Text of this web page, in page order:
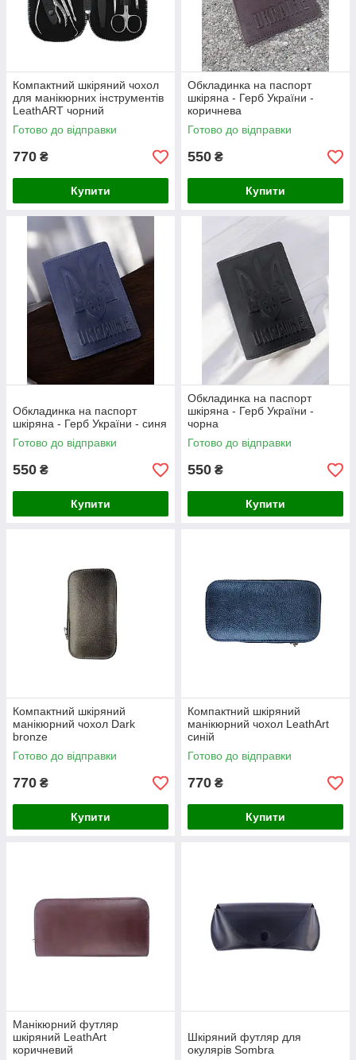
Компактний шкіряний чохол
для манікюрних інструментів
LeathART чорний
Готово до відправки
770 ₴
Купити
Обкладинка на паспорт
шкіряна - Герб України -
коричнева
Готово до відправки
550 ₴
Купити
Обкладинка на паспорт
шкіряна - Герб України - синя
Готово до відправки
550 ₴
Купити
Обкладинка на паспорт
шкіряна - Герб України -
чорна
Готово до відправки
550 ₴
Купити
Компактний шкіряний
манікюрний чохол Dark
bronze
Готово до відправки
770 ₴
Купити
Компактний шкіряний
манікюрний чохол LeathArt
синій
Готово до відправки
770 ₴
Купити
Манікюрний футляр
шкіряний LeathArt
коричневий
Шкіряний футляр для
окулярів Sombra